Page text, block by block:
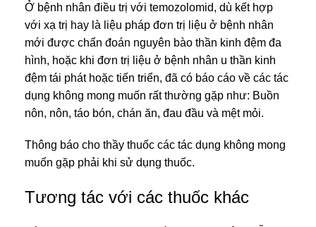
Ở bệnh nhân điều trị với temozolomid, dù kết hợp
với xạ trị hay là liệu pháp đơn trị liệu ở bệnh nhân
mới được chẩn đoán nguyên bào thần kinh đệm đa
hình, hoặc khi đơn trị liệu ở bệnh nhân u thần kinh
đệm tái phát hoặc tiến triển, đã có báo cáo về các tác
dụng không mong muốn rất thường gặp như: Buồn
nôn, nôn, táo bón, chán ăn, đau đầu và mệt mỏi.
Thông báo cho thầy thuốc các tác dụng không mong
muốn gặp phải khi sử dụng thuốc.
Tương tác với các thuốc khác